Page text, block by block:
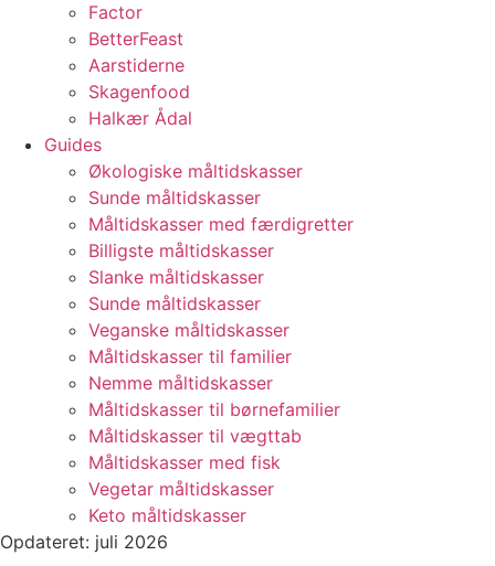
Factor
BetterFeast
Aarstiderne
Skagenfood
Halkær Ådal
Guides
Økologiske måltidskasser
Sunde måltidskasser
Måltidskasser med færdigretter
Billigste måltidskasser
Slanke måltidskasser
Sunde måltidskasser
Veganske måltidskasser
Måltidskasser til familier
Nemme måltidskasser
Måltidskasser til børnefamilier
Måltidskasser til vægttab
Måltidskasser med fisk
Vegetar måltidskasser
Keto måltidskasser
Opdateret: juli 2026